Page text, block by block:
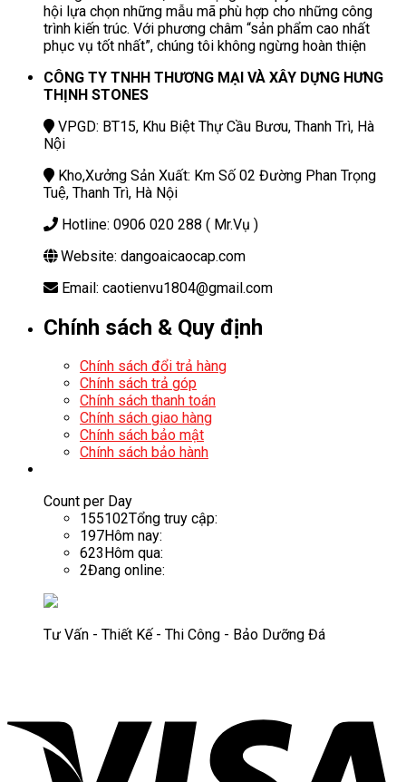
hội lựa chọn những mẫu mã phù hợp cho những công
trình kiến trúc. Với phương châm “sản phẩm cao nhất
phục vụ tốt nhất”, chúng tôi không ngừng hoàn thiện
CÔNG TY TNHH THƯƠNG MẠI VÀ XÂY DỰNG HƯNG
THỊNH STONES
VPGD: BT15, Khu Biệt Thự Cầu Bươu, Thanh Trì, Hà
Nội
Kho,Xưởng Sản Xuất: Km Số 02 Đường Phan Trọng
Tuệ, Thanh Trì, Hà Nội
Hotline: 0906 020 288 ( Mr.Vụ )
Website: dangoaicaocap.com
Email: caotienvu1804@gmail.com
Chính sách & Quy định
Chính sách đổi trả hàng
Chính sách trả góp
Chính sách thanh toán
Chính sách giao hàng
Chính sách bảo mật
Chính sách bảo hành
Count per Day
155102Tổng truy cập:
197Hôm nay:
623 Hôm qua:
2Đang online:
Tư Vấn - Thiết Kế - Thi Công - Bảo Dưỡng Đá